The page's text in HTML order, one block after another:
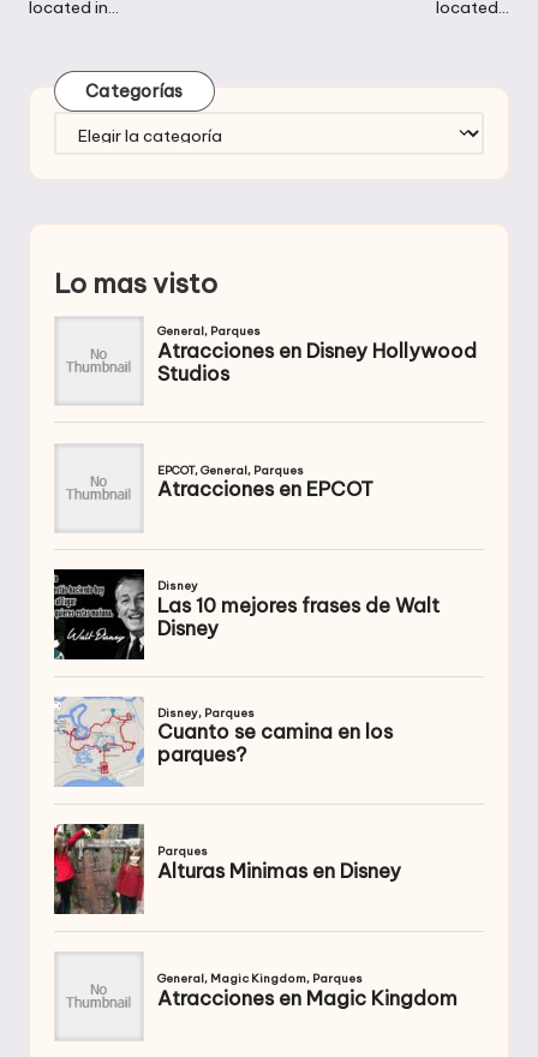
located in… located…
Categorías
Lo mas visto